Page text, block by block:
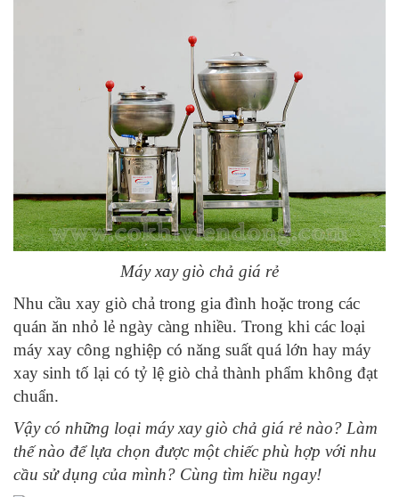
Sản xuất giò chả cần sử dụng những nguyên liệu, phụ
Phụ gia thực phẩm giúp giò chả tạo được độ dai, giòn là
17-Mua máy xay giò chả tại Hà Nội và những điều cần biết
18-Cân nhắc kĩ trước khi chọn mua thanh lý máy xay giò
chả
Hướng dẫn sử dụng máy xay giò chả mini
Máy xay giò chả giá rẻ
Nhu cầu xay giò chả trong gia đình hoặc trong các
quán ăn nhỏ lẻ ngày càng nhiều. Trong khi các loại
máy xay công nghiệp có năng suất quá lớn hay máy
xay sinh tố lại có tỷ lệ giò chả thành phẩm không đạt
chuẩn.
Vậy có những loại máy xay giò chả giá rẻ nào? Làm
thế nào để lựa chọn được một chiếc phù hợp với nhu
cầu sử dụng của mình? Cùng tìm hiều ngay!